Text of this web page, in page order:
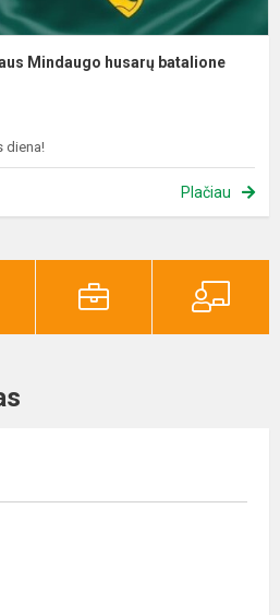
Mindaugo husarų batalione
diena!
Plačiau